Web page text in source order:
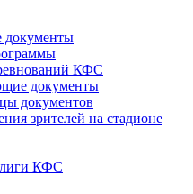
документы
КФС
документы
документов
зрителей на стадионе
КФС